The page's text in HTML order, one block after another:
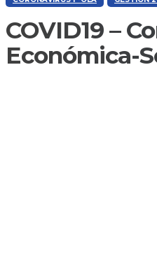
COVID19 –
Económica-